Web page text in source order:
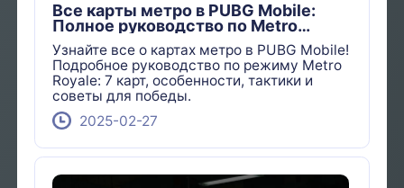
Все карты метро в PUBG Mobile:
Полное руководство по Metro
Royale
Узнайте все о картах метро в PUBG Mobile!
Подробное руководство по режиму Metro
Royale: 7 карт, особенности, тактики и
советы для победы.
2025-02-27